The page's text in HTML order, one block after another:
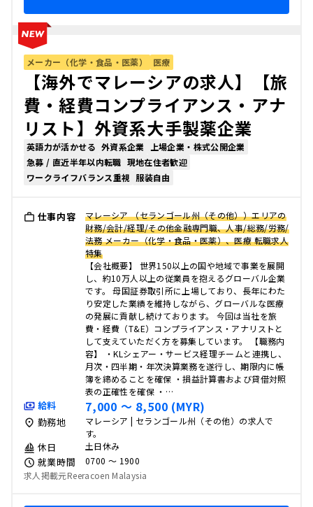
メーカー（化学・食品・医薬） 医療
【海外でマレーシアの求人】【旅
費・経費コンプライアンス・アナ
リスト】外資系大手製薬企業
英語力が活かせる 外資系企業
上場企業・株式公開企業
急募 / 直近半年以内転職 現地在住者歓迎
ワークライフバランス重視 服装自由
仕事内容
マレーシア （セランゴール州（その他））エリアの
財務/会計/経理/その他金融専門職、人事/総務/労務/
法務 メーカー（化学・食品・医薬）、医療 転職求人
特集
【会社概要】 世界150以上の国や地域で事業を展開
し、約10万人以上の従業員を抱えるグローバル企業
です。 母国証券取引所に上場しており、長年にわた
り安定した業績を維持しながら、グローバルな医療
の発展に貢献し続けております。 今回は当社を旅
費・経費（T&E）コンプライアンス・アナリストと
して支えていただく方を募集しています。 【職務内
容】 ・KLシェアー・サービス経理チームと連携し、
月次・四半期・年次決算業務を遂行し、期限内に帳
簿を締めることを確保 ・損益計算書および貸借対照
表の正確性を確保 ・…
給料 7,000 〜 8,500 (MYR)
勤務地
マレーシア | セランゴール州（その他）の求人で
す。
休日 土日休み
就業時間
0700 〜 1900
求人掲載元Reeracoen Malaysia